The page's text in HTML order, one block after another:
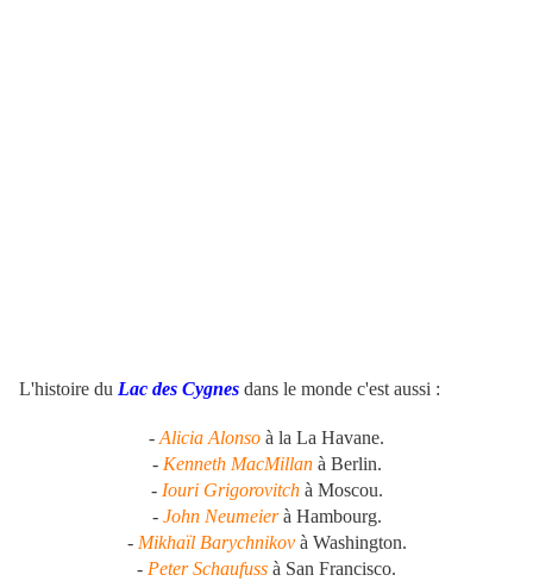
L'histoire du Lac des Cygnes dans le monde c'est aussi :
- Alicia Alonso à la La Havane.
- Kenneth MacMillanà Berlin.
- Iouri Grigorovitchà Moscou.
- John Neumeierà Hambourg.
- Mikhaïl Barychnikovà Washington.
- Peter Schaufuss à San Francisco.